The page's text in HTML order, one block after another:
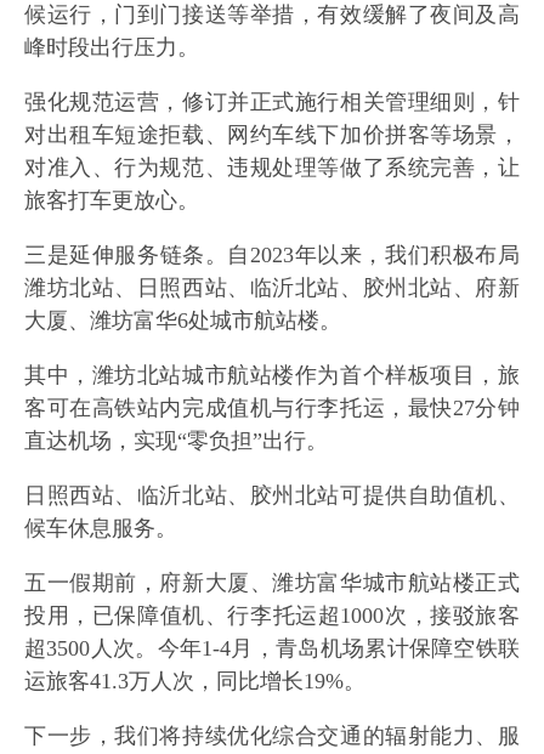
候运行，门到门接送等举措，有效缓解了夜间及高
峰时段出行压力。
强化规范运营，修订并正式施行相关管理细则，针
对出租车短途拒载、网约车线下加价拼客等场景，
对准入、行为规范、违规处理等做了系统完善，让
旅客打车更放心。
三是延伸服务链条。自2023年以来，我们积极布局
潍坊北站、日照西站、临沂北站、胶州北站、府新
大厦、潍坊富华6处城市航站楼。
其中，潍坊北站城市航站楼作为首个样板项目，旅
客可在高铁站内完成值机与行李托运，最快27分钟
直达机场，实现“零负担”出行。
日照西站、临沂北站、胶州北站可提供自助值机、
候车休息服务。
五一假期前，府新大厦、潍坊富华城市航站楼正式
投用，已保障值机、行李托运超1000次，接驳旅客
超3500人次。今年1-4月，青岛机场累计保障空铁联
运旅客41.3万人次，同比增长19%。
下一步，我们将持续优化综合交通的辐射能力、服